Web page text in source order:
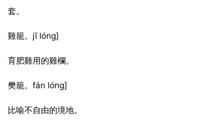
套。
雞籠。jī lóng]
育肥雞用的雞欄。
樊籠。fán lóng]
比喻不自由的境地。